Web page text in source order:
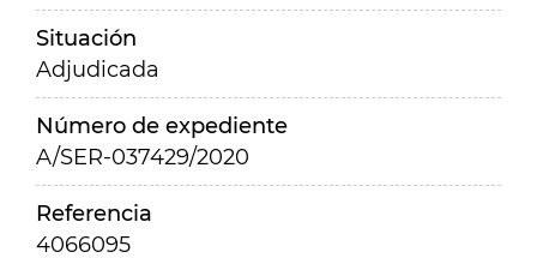
Situación
Adjudicada
Número de expediente
A/SER-037429/2020
Referencia
4066095